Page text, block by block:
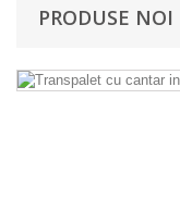
PRODUSE NOI